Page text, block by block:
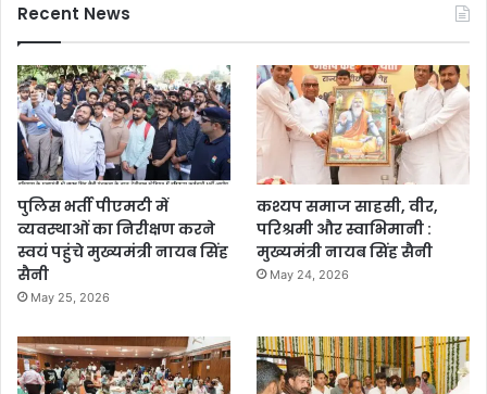
Recent News
पुलिस भर्ती पीएमटी में
व्यवस्थाओं का निरीक्षण करने
स्वयं पहुंचे मुख्यमंत्री नायब सिंह
सैनी
May 25, 2026
कश्यप समाज साहसी, वीर,
परिश्रमी और स्वाभिमानी :
मुख्यमंत्री नायब सिंह सैनी
May 24, 2026